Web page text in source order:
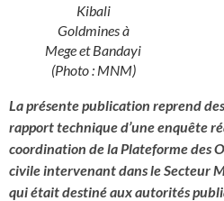
Kibali
Goldmines à
Mege et Bandayi
(Photo : MNM)
La présente publication reprend
rapport technique d’une enquête
coordination de la Plateforme des
civile intervenant dans le Secteur
qui était destiné aux autorités